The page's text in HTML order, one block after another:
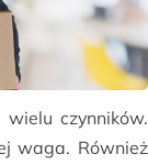
czynników.
waga. Również